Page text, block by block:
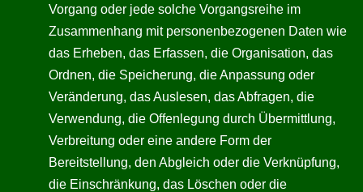
Vorgang oder jede solche Vorgangsreihe im
Zusammenhang mit personenbezogenen Daten wie
das Erheben, das Erfassen, die Organisation, das
Ordnen, die Speicherung, die Anpassung oder
Veränderung, das Auslesen, das Abfragen, die
Verwendung, die Offenlegung durch Übermittlung,
Verbreitung oder eine andere Form der
Bereitstellung, den Abgleich oder die Verknüpfung,
die Einschränkung, das Löschen oder die